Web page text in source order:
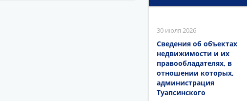
30 июля 2026
Сведения об объектах
недвижимости и их
правообладателях, в
отношении которых,
администрация
Туапсинского